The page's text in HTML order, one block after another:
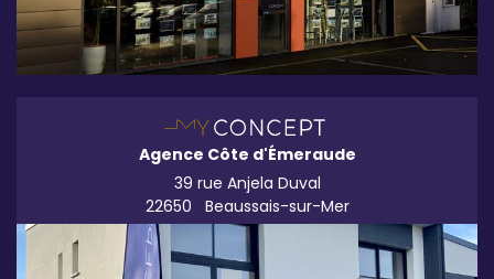
Agence Côte d'Émeraude
39 rue Anjela Duval
22650
Beaussais-sur-Mer